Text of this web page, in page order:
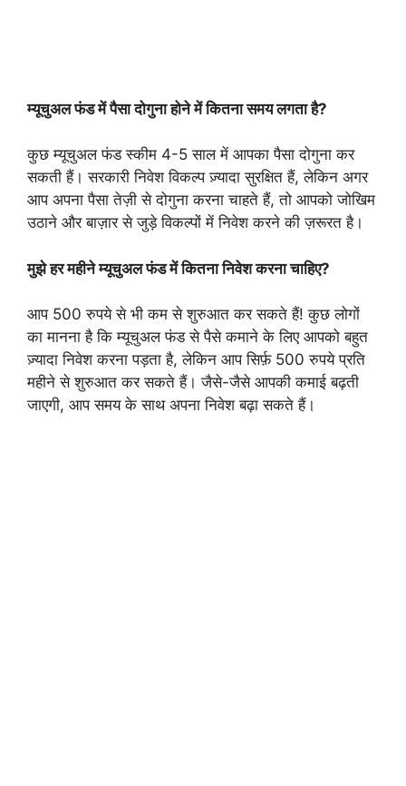
म्यूचुअल फंड में पैसा दोगुना होने में कितना समय लगता है?
कुछ म्यूचुअल फंड स्कीम 4-5 साल में आपका पैसा दोगुना कर
सकती हैं। सरकारी निवेश विकल्प ज़्यादा सुरक्षित हैं, लेकिन अगर
आप अपना पैसा तेज़ी से दोगुना करना चाहते हैं, तो आपको जोखिम
उठाने और बाज़ार से जुड़े विकल्पों में निवेश करने की ज़रूरत है।
मुझे हर महीने म्यूचुअल फंड में कितना निवेश करना चाहिए?
आप 500 रुपये से भी कम से शुरुआत कर सकते हैं! कुछ लोगों
का मानना ​​है कि म्यूचुअल फंड से पैसे कमाने के लिए आपको बहुत
ज़्यादा निवेश करना पड़ता है, लेकिन आप सिर्फ़ 500 रुपये प्रति
महीने से शुरुआत कर सकते हैं। जैसे-जैसे आपकी कमाई बढ़ती
जाएगी, आप समय के साथ अपना निवेश बढ़ा सकते हैं।